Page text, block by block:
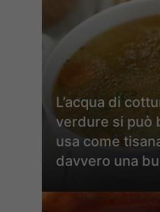
L’acqua di
verdure si può
usa come
davvero una